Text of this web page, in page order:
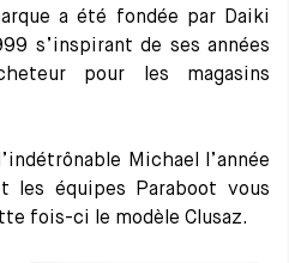
a été fondée par Daiki
s’inspirant de ses années
pour les magasins
Michael l’année
les équipes Paraboot vous
fois-ci le modèle Clusaz.